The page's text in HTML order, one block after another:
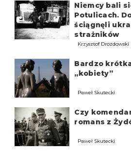
Niemcy bali
Potulicach.
ściągnęli
strażników
Krzysztof Drozdowski
Bardzo
„kobiety”
Paweł Skutecki
Czy
romans z
Paweł Skutecki